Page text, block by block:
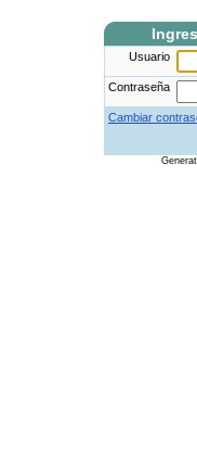
Usuario
Contraseña
Cambiar